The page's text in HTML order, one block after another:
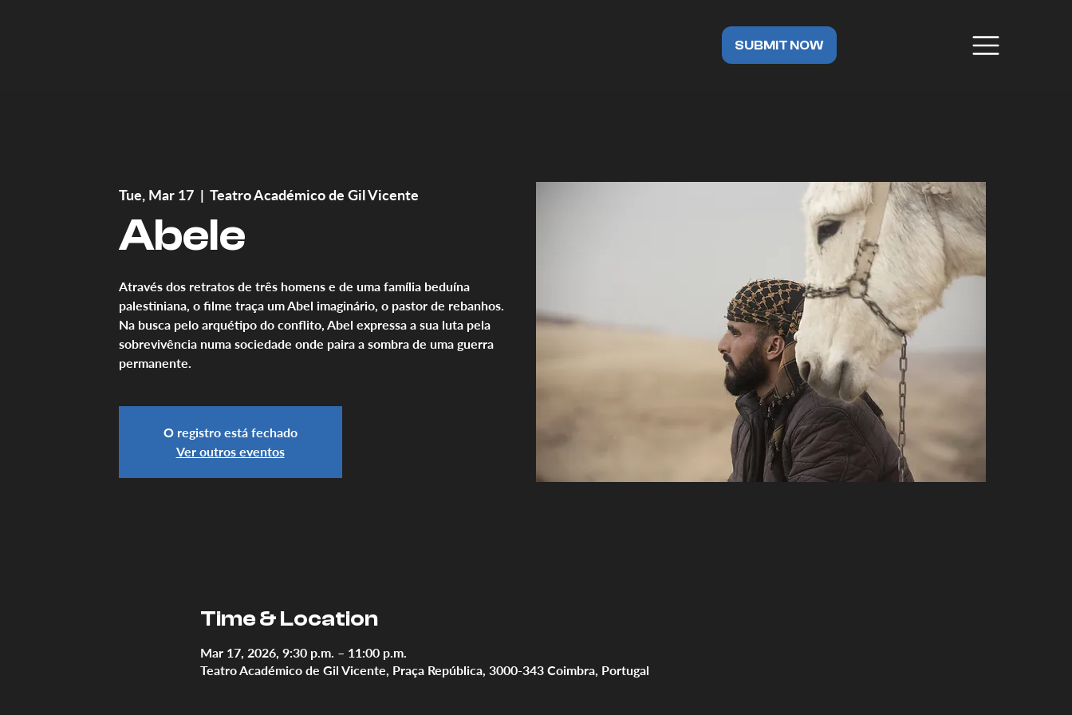
SUBMIT NOW
Tue, Mar 17
  |
Teatro Académico de Gil Vicente
Abele
Através dos retratos de três homens e de uma família beduína
palestiniana, o filme traça um Abel imaginário, o pastor de rebanhos.
Na busca pelo arquétipo do conflito, Abel expressa a sua luta pela
sobrevivência numa sociedade onde paira a sombra de uma guerra
permanente.
O registro está fechado
Ver outros eventos
Time & Location
Mar 17, 2026, 9:30 p.m. – 11:00 p.m.
Teatro Académico de Gil Vicente, Praça República, 3000-343 Coimbra, Portugal